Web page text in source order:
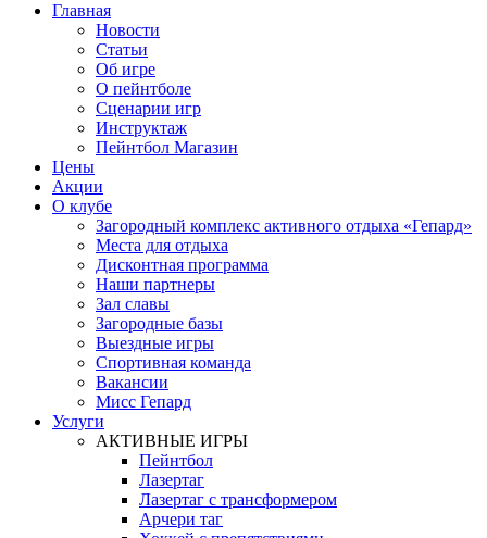
Главная
Новости
Статьи
Об игре
О пейнтболе
Сценарии игр
Инструктаж
Пейнтбол Магазин
Цены
Акции
О клубе
Загородный комплекс активного отдыха «Гепард»
Места для отдыха
Дисконтная программа
Наши партнеры
Зал славы
Загородные базы
Выездные игры
Спортивная команда
Вакансии
Мисс Гепард
Услуги
АКТИВНЫЕ ИГРЫ
Пейнтбол
Лазертаг
Лазертаг с трансформером
Арчери таг